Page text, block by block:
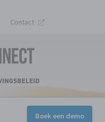
Contact
Boek een demo